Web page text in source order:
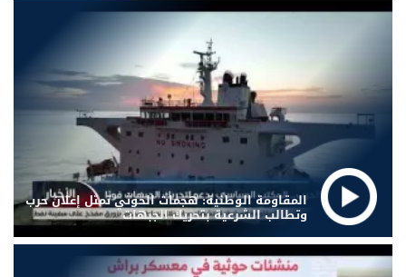
المقاومة الوطنية: هجمات الحوثي تمثل إعلان حرب
وتطالب الشرعية بتحريك الجبهات